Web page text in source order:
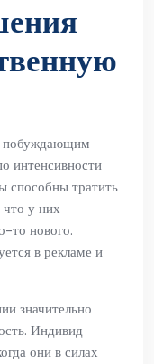
побуждающим
интенсивности
способны тратить
что у них
то нового.
в рекламе и
значительно
Индивид
они в силах